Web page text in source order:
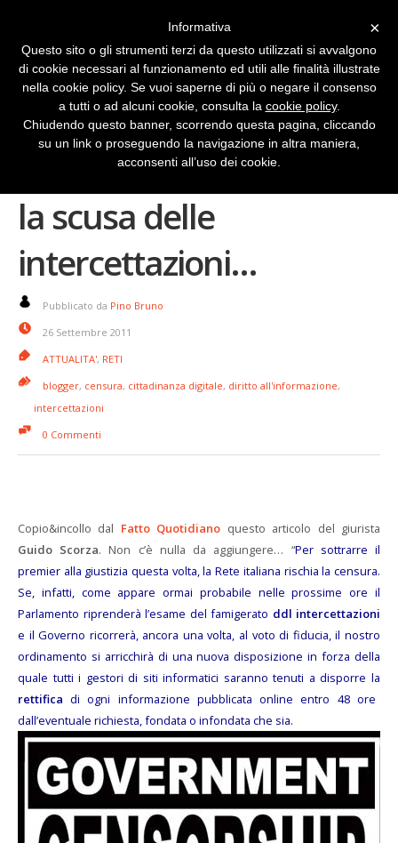
Rete sotto assedio: con
la scusa delle
intercettazioni…
Pubblicato da Pino Bruno
26 Settembre 2011
ATTUALITA', RETI
blogger, censura, cittadinanza digitale, diritto all'informazione,
intercettazioni
0 Commenti
Copio&incollo dal Fatto Quotidiano questo articolo del giurista
Guido Scorza. Non c’è nulla da aggiungere… “Per sottrarre il
premier alla giustizia questa volta, la Rete italiana rischia la censura.
Se, infatti, come appare ormai probabile nelle prossime ore il
Parlamento riprenderà l’esame del famigerato ddl intercettazioni
e il Governo ricorrerà, ancora una volta, al voto di fiducia, il nostro
ordinamento si arricchirà di una nuova disposizione in forza della
quale tutti i gestori di siti informatici saranno tenuti a disporre la
rettificadi ogni informazione pubblicata online entro 48 ore
dall’eventuale richiesta, fondata o infondata che sia.
×
Informativa
Questo sito o gli strumenti terzi da questo utilizzati si avvalgono
di cookie necessari al funzionamento ed utili alle finalità illustrate
nella cookie policy. Se vuoi saperne di più o negare il consenso
a tutti o ad alcuni cookie, consulta la cookie policy.
Chiudendo questo banner, scorrendo questa pagina, cliccando
su un link o proseguendo la navigazione in altra maniera,
acconsenti all’uso dei cookie.